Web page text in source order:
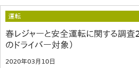
運転
春レジャーと安全運転に関する調
のドライバー対象）
2020年03月10日